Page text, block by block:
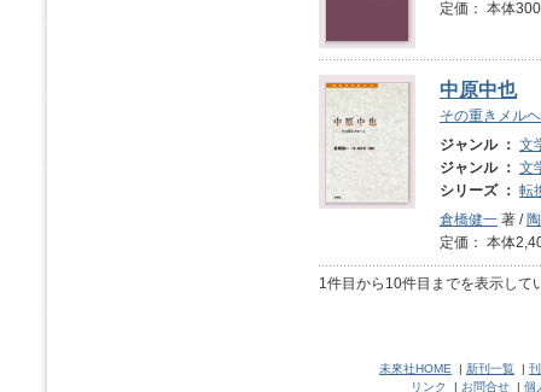
定価： 本体
中原中也
その重きメル
ジャンル ： 文
ジャンル ： 文
シリーズ ： 転
倉橋健一 著 /
定価： 本体
1件目から10件目までを表示して
未來社HOME 新刊一覧
リンク
お問合せ 個